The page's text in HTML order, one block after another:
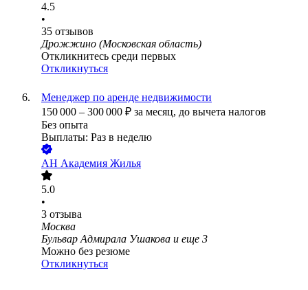
4.5
•
35 отзывов
Дрожжино (Московская область)
Откликнитесь среди первых
Откликнуться
Менеджер по аренде недвижимости
150 000 – 300 000 ₽ за месяц, до вычета налогов
Без опыта
Выплаты: Раз в неделю
АН Академия Жилья
5.0
•
3 отзыва
Москва
Бульвар Адмирала Ушакова и еще 3
Можно без резюме
Откликнуться